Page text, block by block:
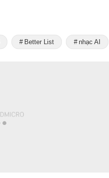
Better List nhạc AI